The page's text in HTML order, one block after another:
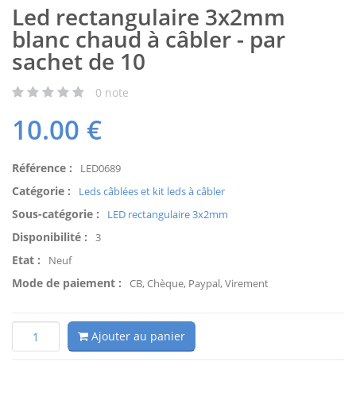
Led rectangulaire 3x2mm
blanc chaud à câbler - par
sachet de 10
0 note
10.00 €
Référence : LED0689
Catégorie : Leds câblées et kit leds à câbler
Sous-catégorie : LED rectangulaire 3x2mm
Disponibilité : 3
Etat : Neuf
Mode de paiement : CB, Chèque, Paypal, Virement
Ajouter au panier